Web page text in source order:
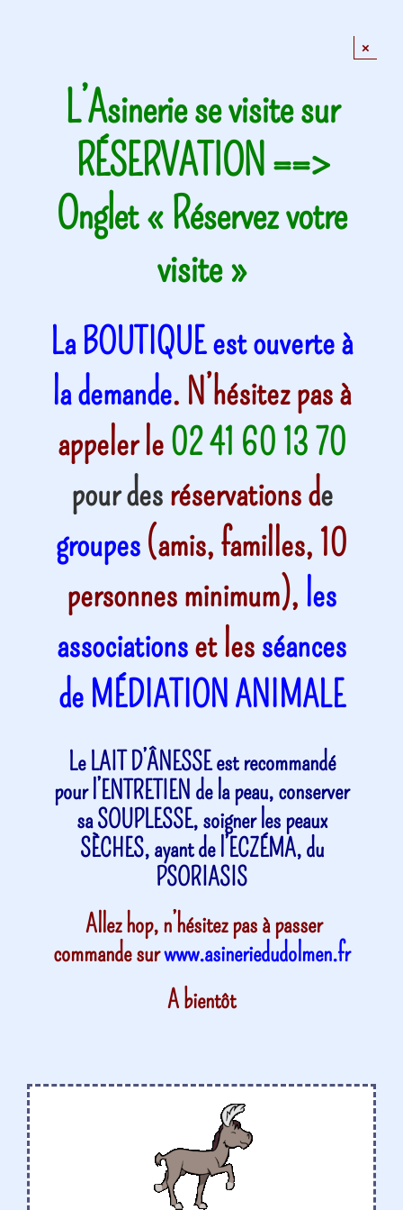
L’Asinerie se visite sur
RÉSERVATION ==>
Onglet « Réservez votre
visite »
La BOUTIQUE est ouverte à
la demande. N’hésitez pas à
appeler le02 41 60 13 70
pour desréservationsde
groupes(amis, familles, 10
personnes minimum), les
associationset lesséances
de MÉDIATION ANIMALE
Le LAIT D’ÂNESSE est recommandé
pour l’ENTRETIEN de la peau, conserver
sa SOUPLESSE, soigner les peaux
SÈCHES, ayant de l’ECZÉMA, du
PSORIASIS
Allez hop, n’hésitez pas à passer
commande surwww.asineriedudolmen.fr
A bientôt
×